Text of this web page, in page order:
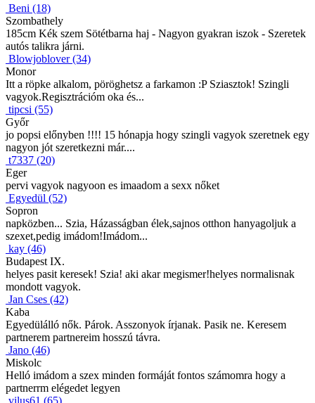
Beni (18)
Szombathely
185cm Kék szem Sötétbarna haj - Nagyon gyakran iszok - Szeretek
autós talikra járni.
Blowjoblover (34)
Monor
Itt a röpke alkalom, pöröghetsz a farkamon :P Sziasztok! Szingli
vagyok.Regisztrációm oka és...
tipcsi (55)
Győr
jo popsi előnyben !!!! 15 hónapja hogy szingli vagyok szeretnek egy
nagyon jót szeretkezni már....
t7337 (20)
Eger
pervi vagyok nagyoon es imaadom a sexx nőket
Egyedül (52)
Sopron
napközben... Szia, Házasságban élek,sajnos otthon hanyagoljuk a
szexet,pedig imádom!Imádom...
kay (46)
Budapest IX.
helyes pasit keresek! Szia! aki akar megismer!helyes normalisnak
mondott vagyok.
Jan Cses (42)
Kaba
Egyedülálló nők. Párok. Asszonyok írjanak. Pasik ne. Keresem
partnerem partnereim hosszú távra.
Jano (46)
Miskolc
Helló imádom a szex minden formáját fontos számomra hogy a
partnerrm elégedet legyen
vilus61 (65)